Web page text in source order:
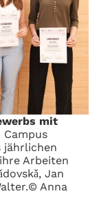
mit
Campus
jährlichen
Arbeiten
Jan
Anna